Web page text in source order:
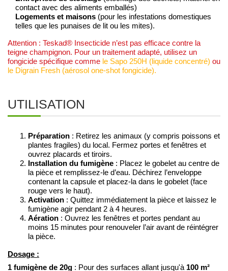
contact avec des aliments emballés)
Logements et maisons (pour les infestations domestiques
telles que les punaises de lit ou les mites).
Attention : Teskad® Insecticide n’est pas efficace contre la
teigne champignon. Pour un traitement adapté, utilisez un
fongicide spécifique comme le Sapo 250H (liquide concentré) ou
le Digrain Fresh (aérosol one-shot fongicide).
UTILISATION
Préparation : Retirez les animaux (y compris poissons et
plantes fragiles) du local. Fermez portes et fenêtres et
ouvrez placards et tiroirs.
Installation du fumigène : Placez le gobelet au centre de
la pièce et remplissez-le d’eau. Déchirez l’enveloppe
contenant la capsule et placez-la dans le gobelet (face
rouge vers le haut).
Activation : Quittez immédiatement la pièce et laissez le
fumigène agir pendant 2 à 4 heures.
Aération : Ouvrez les fenêtres et portes pendant au
moins 15 minutes pour renouveler l’air avant de réintégrer
la pièce.
Dosage :
1 fumigène de 20g : Pour des surfaces allant jusqu'à 100 m²